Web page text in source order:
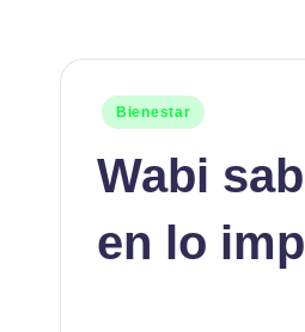
Publicado
Bienestar
Wabi
en lo